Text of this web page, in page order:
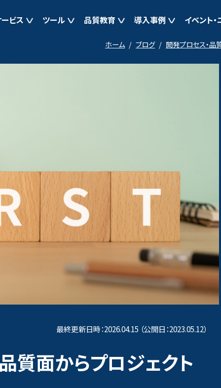
ビス
支援
援
マイグレーションテスト支援
アジャイル開発テスト支援
DX支援
AIプロダクト品質向上支援
ローコード開発品質向上支援
テスト自動化支援
ツール 品質教育 導入事例 イベント
ホーム ブログ 開発プロセス・品
最終更新日時：2026.04.15 （公開日：2023.05.12）
質面からプロジェクト